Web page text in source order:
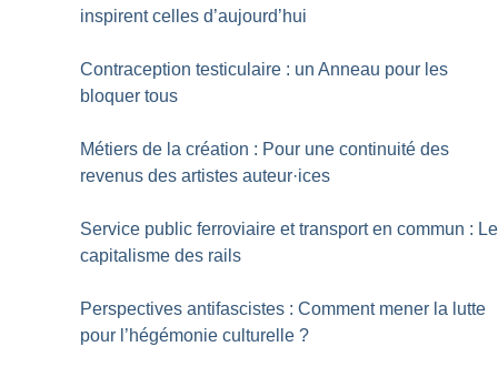
inspirent celles d’aujourd’hui
Contraception testiculaire : un Anneau pour les
bloquer tous
Métiers de la création : Pour une continuité des
revenus des artistes auteur·ices
Service public ferroviaire et transport en commun : Le
capitalisme des rails
Perspectives antifascistes : Comment mener la lutte
pour l’hégémonie culturelle ?